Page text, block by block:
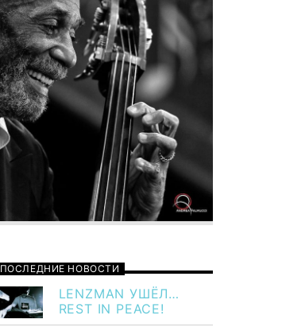
ПОСЛЕДНИЕ НОВОСТИ
LENZMAN УШЁЛ…
REST IN PEACE!